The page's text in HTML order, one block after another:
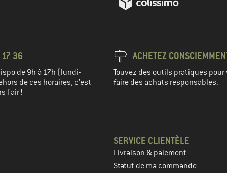
36
de 9h à 17h (lundi-
de ces horaires, c'est
l'air !
ACHETEZ
Touvez des outils pratiques pour
faire des achats responsables.
étape
SERVICE CLIENTÈLE
Livraison & paiement
Statut de ma commande